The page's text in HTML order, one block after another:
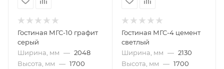
Гостиная МГС-10 графит
серый
Ширина, мм — 2048
Высота, мм — 1700
Гостиная МГС-4 цемент
светлый
Ширина, мм — 2130
Высота, мм — 1700